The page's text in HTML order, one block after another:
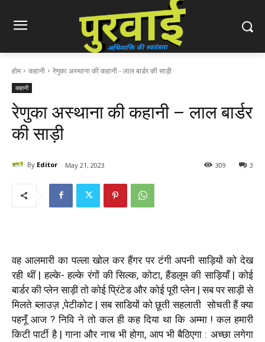
होम कहानी रेणुका अस्थाना की कहानी - लाल बार्डर की साड़ी
कहानी
रेणुका अस्थाना की कहानी – लाल बार्डर
की साड़ी
By Editor May 21, 2023 3
309
वह आलमारी का पल्ला खोल कर हैंगर पर टंगी अपनी साड़ियों को देख
रही थीं | हल्के- हल्के रंगों की सिल्क, कोटा, हैंडलूम की साड़ियाँ | कोई
बार्डर की प्लेन साड़ी तो कोई प्रिंटेड और कोई पूरी प्लेन | सब पर साड़ी से
मिलते ब्लाउज़ ,पेटीकोट | सब साडियों को छूती सहलाती सोचती हैं क्या
पहनूँ आज ? निवि ने तो कल ही कह दिया था कि अम्मा ! कल हमारी
किटी पार्टी है | गाना और नाच भी होगा, आप भी बैठिएगा : अच्छा लगेगा